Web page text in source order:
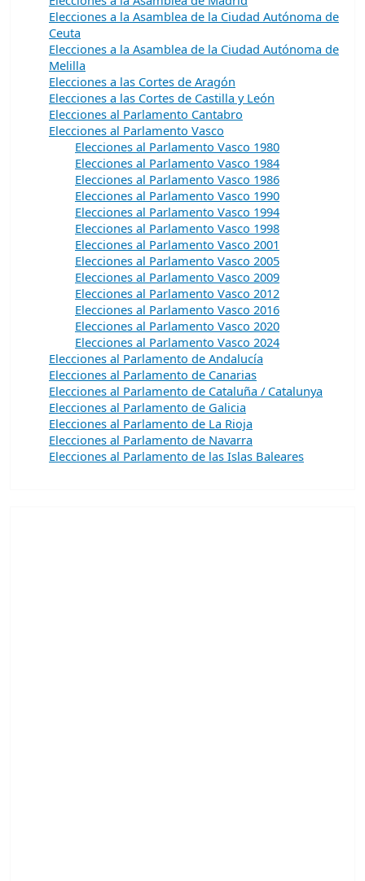
Elecciones a la Asamblea de la Ciudad Autónoma de
Ceuta
Elecciones a la Asamblea de la Ciudad Autónoma de
Melilla
Elecciones a las Cortes de Aragón
Elecciones a las Cortes de Castilla y León
Elecciones al Parlamento Cantabro
Elecciones al Parlamento Vasco
Elecciones al Parlamento Vasco 1980
Elecciones al Parlamento Vasco 1984
Elecciones al Parlamento Vasco 1986
Elecciones al Parlamento Vasco 1990
Elecciones al Parlamento Vasco 1994
Elecciones al Parlamento Vasco 1998
Elecciones al Parlamento Vasco 2001
Elecciones al Parlamento Vasco 2005
Elecciones al Parlamento Vasco 2009
Elecciones al Parlamento Vasco 2012
Elecciones al Parlamento Vasco 2016
Elecciones al Parlamento Vasco 2020
Elecciones al Parlamento Vasco 2024
Elecciones al Parlamento de Andalucía
Elecciones al Parlamento de Canarias
Elecciones al Parlamento de Cataluña / Catalunya
Elecciones al Parlamento de Galicia
Elecciones al Parlamento de La Rioja
Elecciones al Parlamento de Navarra
Elecciones al Parlamento de las Islas Baleares